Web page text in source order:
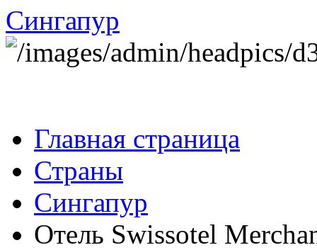
Сингапур
Главная страница
Страны
Сингапур
Отель Swissotel